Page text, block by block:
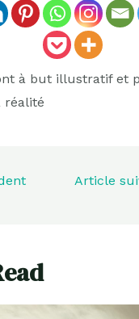
à but illustratif et
réalité
Article